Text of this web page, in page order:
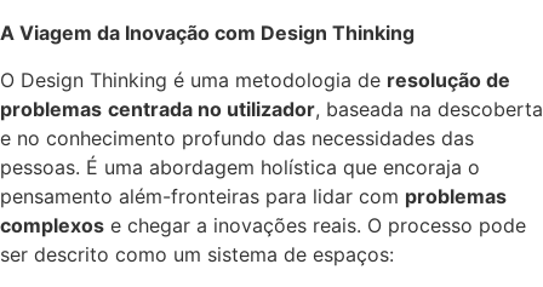
A Viagem da Inovação com Design Thinking
O Design Thinking é uma metodologia de resolução de
problemas centrada no utilizador, baseada na descoberta
e no conhecimento profundo das necessidades das
pessoas. É uma abordagem holística que encoraja o
pensamento além-fronteiras para lidar com problemas
complexos e chegar a inovações reais. O processo pode
ser descrito como um sistema de espaços: